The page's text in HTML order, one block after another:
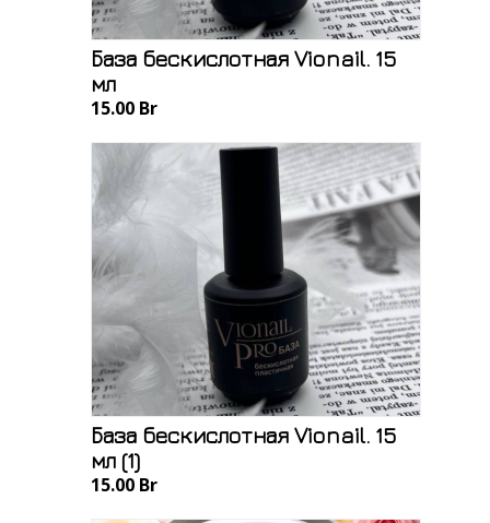
База бескислотная Vionail. 15
мл
15.00 Br
База бескислотная Vionail. 15
мл (1)
15.00 Br